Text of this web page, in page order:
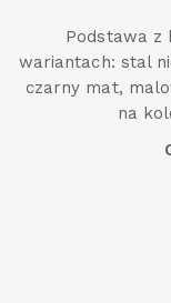
Podstawa z
wariantach: stal
czarny mat,
na